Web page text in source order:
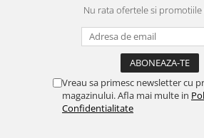
Nu rata ofertele si
Vreau sa primesc newsletter cu
magazinului. Afla mai multe in
Confidentialitate